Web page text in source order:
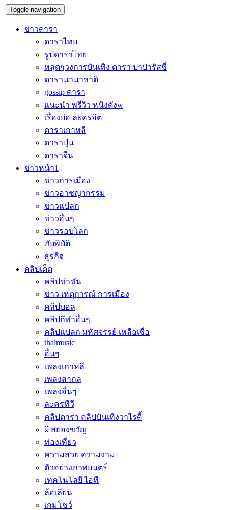
Toggle navigation
ข่าวดารา
ดาราไทย
รูปดาราไทย
หลุดๆวงการบันเทิง ดารา ปาปารัสซี่
ดารานานาชาติ
gossip ดารา
แนะนำ พรีวิว หนังดังw
เรื่องย่อ ละครฮิต
ดาราเกาหลี
ดาราปุ่น
ดาราจีน
ข่าวหน้า1
ข่าวการเมือง
ข่าวอาชญากรรม
ข่าวแปลก
ข่าวอื่นๆ
ข่าวรอบโลก
ภัยพิบัติ
ธุรกิจ
คลิปเด็ด
คลิปขำขัน
ข่าว เหตุการณ์ การเมือง
คลิปบอล
คลิปกีฬาอื่นๆ
คลิปแปลก มหัศจรรย์ เหลือเชื่อ
thaimusic
อื่นๆ
เพลงเกาหลี
เพลงสากล
เพลงอื่นๆ
ละครทีวี
คลิปดารา คลิปบันเทิงวาไรตี้
ผี สยองขวัญ
ท่องเที่ยว
ความสวย ความงาม
ตัวอย่างภาพยนตร์
เทคโนโลยี ไอที
ล้อเลียน
เกมโชว์